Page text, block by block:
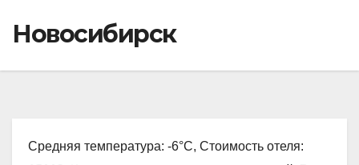
Новосибирск
Средняя температура: -6°C, Стоимость отеля: